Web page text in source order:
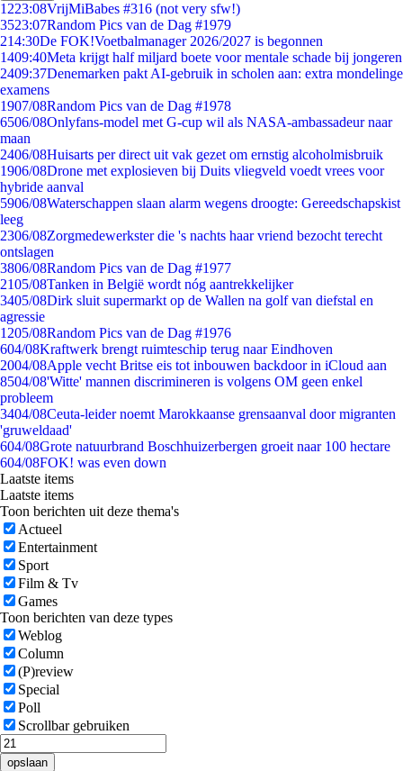
1223:08VrijMiBabes #316 (not very sfw!)
3523:07Random Pics van de Dag #1979
214:30De FOK!Voetbalmanager 2026/2027 is begonnen
1409:40Meta krijgt half miljard boete voor mentale schade bij jongeren
2409:37Denemarken pakt AI-gebruik in scholen aan: extra mondelinge
examens
1907/08Random Pics van de Dag #1978
6506/08Onlyfans-model met G-cup wil als NASA-ambassadeur naar
maan
2406/08Huisarts per direct uit vak gezet om ernstig alcoholmisbruik
1906/08Drone met explosieven bij Duits vliegveld voedt vrees voor
hybride aanval
5906/08Waterschappen slaan alarm wegens droogte: Gereedschapskist
leeg
2306/08Zorgmedewerkster die 's nachts haar vriend bezocht terecht
ontslagen
3806/08Random Pics van de Dag #1977
2105/08Tanken in België wordt nóg aantrekkelijker
3405/08Dirk sluit supermarkt op de Wallen na golf van diefstal en
agressie
1205/08Random Pics van de Dag #1976
604/08Kraftwerk brengt ruimteschip terug naar Eindhoven
2004/08Apple vecht Britse eis tot inbouwen backdoor in iCloud aan
8504/08'Witte' mannen discrimineren is volgens OM geen enkel
probleem
3404/08Ceuta-leider noemt Marokkaanse grensaanval door migranten
'gruweldaad'
604/08Grote natuurbrand Boschhuizerbergen groeit naar 100 hectare
604/08FOK! was even down
Laatste items
Laatste items
Toon berichten uit deze thema's
Actueel
Entertainment
Sport
Film & Tv
Games
Toon berichten van deze types
Weblog
Column
(P)review
Special
Poll
Scrollbar gebruiken
opslaan